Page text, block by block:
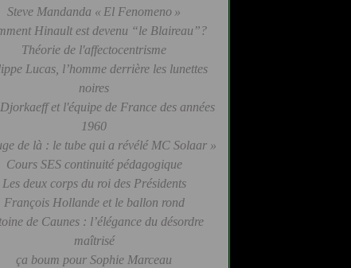
Steve Mandanda « El Fenomeno »
Hinault est devenu “le Blaireau”?
Théorie de l'affectocentrisme
Lucas, l’homme derrière les lunettes
noires
et l'équipe de France des années
1960
de là : le tube qui a révélé MC Solaar »
Cours SES continuité pédagogique
Les deux corps du roi des Présidents
François Hollande et le ballon rond
de Caunes : l’élégance du désordre
maîtrisé
ça boum pour Sophie Marceau